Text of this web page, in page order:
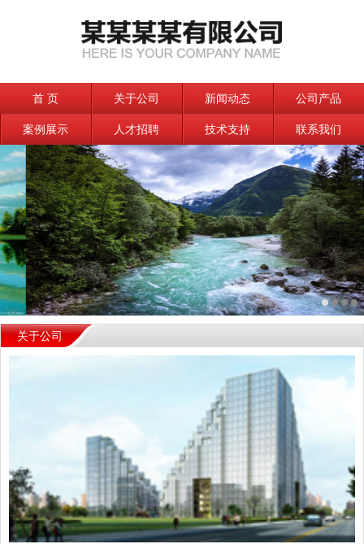
首 页 关于公司 新闻动态 公司产品
案例展示 人才招聘 技术支持 联系我们
关于公司